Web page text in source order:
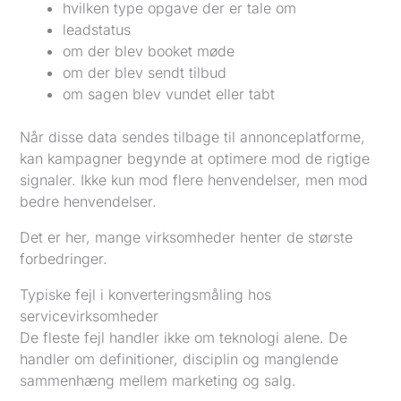
hvilken type opgave der er tale om
leadstatus
om der blev booket møde
om der blev sendt tilbud
om sagen blev vundet eller tabt
Når disse data sendes tilbage til annonceplatforme,
kan kampagner begynde at optimere mod de rigtige
signaler. Ikke kun mod flere henvendelser, men mod
bedre henvendelser.
Det er her, mange virksomheder henter de største
forbedringer.
Typiske fejl i konverteringsmåling hos
servicevirksomheder
De fleste fejl handler ikke om teknologi alene. De
handler om definitioner, disciplin og manglende
sammenhæng mellem marketing og salg.